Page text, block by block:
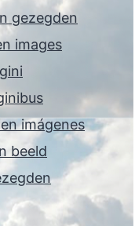
gezegden
images
imágenes
beeld